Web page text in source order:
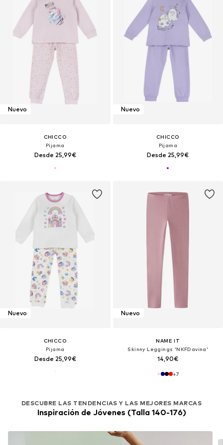
Nuevo
CHICCO
Pijama
Desde 25,99€
Nuevo
CHICCO
Pijama
Desde 25,99€
Nuevo
CHICCO
Pijama
Desde 25,99€
DESCUBRE LAS TENDENCIAS Y LAS MEJORES MARCAS
Inspiración de Jóvenes (Talla 140-176)
Nuevo
NAME IT
Skinny Leggings 'NKFDavina'
14,90€
+7